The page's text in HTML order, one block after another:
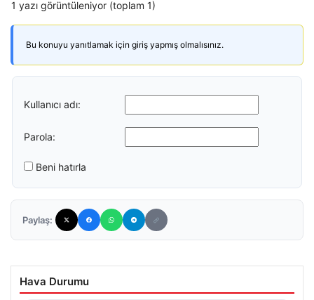
1 yazı görüntüleniyor (toplam 1)
Bu konuyu yanıtlamak için giriş yapmış olmalısınız.
Kullanıcı adı:
Parola:
Beni hatırla
Paylaş:
Hava Durumu